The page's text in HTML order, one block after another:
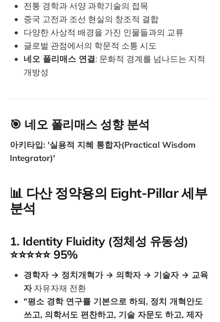
전통 경학과 서양 과학기술의 접목
중국 고전과 조선 현실의 창조적 결합
다양한 사상적 배경을 가진 인물들과의 교류
글로벌 관점에서의 학문적 소통 시도
네오 폴리매스 연결: 문화적 경계를 넘나드는 지적
개방성
🎯 네오 폴리매스 성향 분석
아키타입: '실용적 지혜 통합자(Practical Wisdom
Integrator)'
📊 다산 정약용의 Eight-Pillar 세부
분석
1. Identity Fluidity (정체성 유동성)
⭐⭐⭐⭐⭐ 95%
경학자 → 정치개혁가 → 의학자 → 기술자 → 교육
자자유자재 전환
"평소 경학 연구를 기본으로 하되, 정치 개혁안도
쓰고, 의학서도 편찬하고, 기술 자문도 하고, 제자